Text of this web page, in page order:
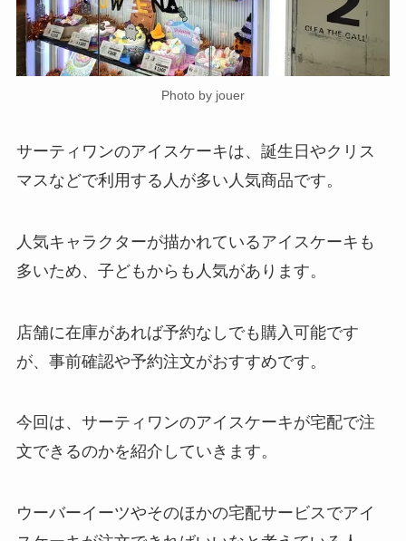
Photo by jouer
サーティワンのアイスケーキは、誕生日やクリス
マスなどで利用する人が多い人気商品です。
人気キャラクターが描かれているアイスケーキも
多いため、子どもからも人気があります。
店舗に在庫があれば予約なしでも購入可能です
が、事前確認や予約注文がおすすめです。
今回は、サーティワンのアイスケーキが宅配で注
文できるのかを紹介していきます。
ウーバーイーツやそのほかの宅配サービスでアイ